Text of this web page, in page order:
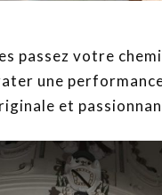
passez votre
une
et